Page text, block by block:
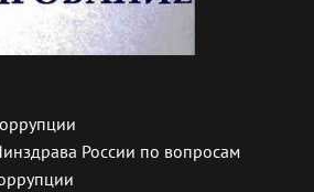
России по вопросам